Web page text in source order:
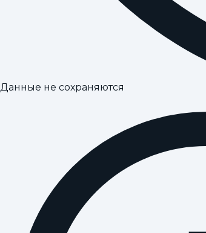
Данные не сохраняются